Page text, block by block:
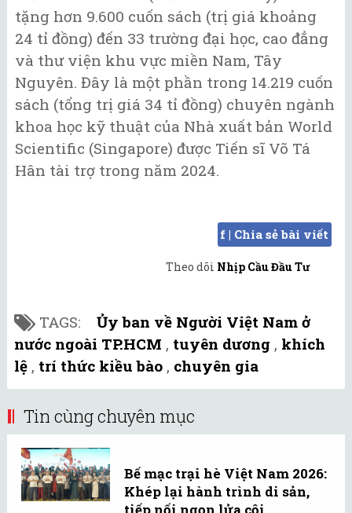
tặng hơn 9.600 cuốn sách (trị giá khoảng
24 tỉ đồng) đến 33 trường đại học, cao đẳng
và thư viện khu vực miền Nam, Tây
Nguyên. Đây là một phần trong 14.219 cuốn
sách (tổng trị giá 34 tỉ đồng) chuyên ngành
khoa học kỹ thuật của Nhà xuất bản World
Scientific (Singapore) được Tiến sĩ Võ Tá
Hân tài trợ trong năm 2024.
f | Chia sẻ bài viết
Theo dõi Nhịp Cầu Đầu Tư
TAGS: Ủy ban về Người Việt Nam ở
nước ngoài TP.HCM , tuyên dương , khích
lệ , trí thức kiều bào , chuyên gia
Tin cùng chuyên mục
Bế mạc trại hè Việt Nam 2026:
Khép lại hành trình di sản,
tiếp nối ngọn lửa cội ...